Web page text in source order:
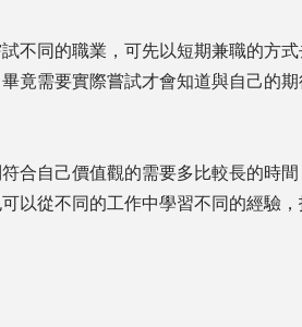
不同的職業，可先以短期兼職的方式
竟需要實際嘗試才會知道與自己的期
合自己價值觀的需要多比較長的時間
以從不同的工作中學習不同的經驗，